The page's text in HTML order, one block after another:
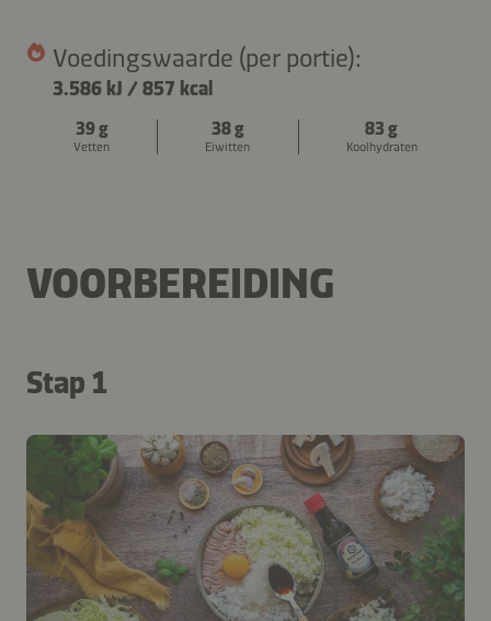
Voedingswaarde (per portie):
3.586 kJ /857 kcal
39 g
Vetten
38 g
Eiwitten
83 g
Koolhydraten
VOORBEREIDING
Stap 1